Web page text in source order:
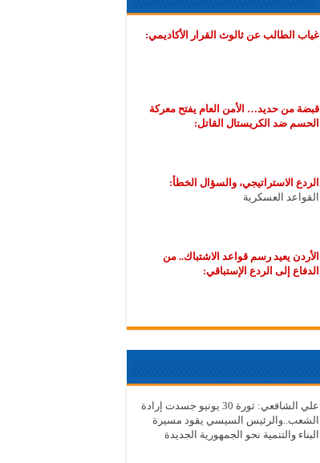
غياب الطالب عن ثالوث القرار الأكاديمي:
قبضة من حديد… الأمن العام يفتح معركة
الحسم ضد الكريستال القاتل:
الردع الاستراتيجي، والسؤال الخطأ:
القواعد العسكرية
الأردن يعيد رسم قواعد الاشتباك.. من
الدفاع إلى الردع الإستباقي:
علي الشافعي: ثورة 30 يونيو جسدت إرادة
الشعب..والرئيس السيسي يقود مسيرة
البناء والتنمية نحو الجمهورية الجديدة